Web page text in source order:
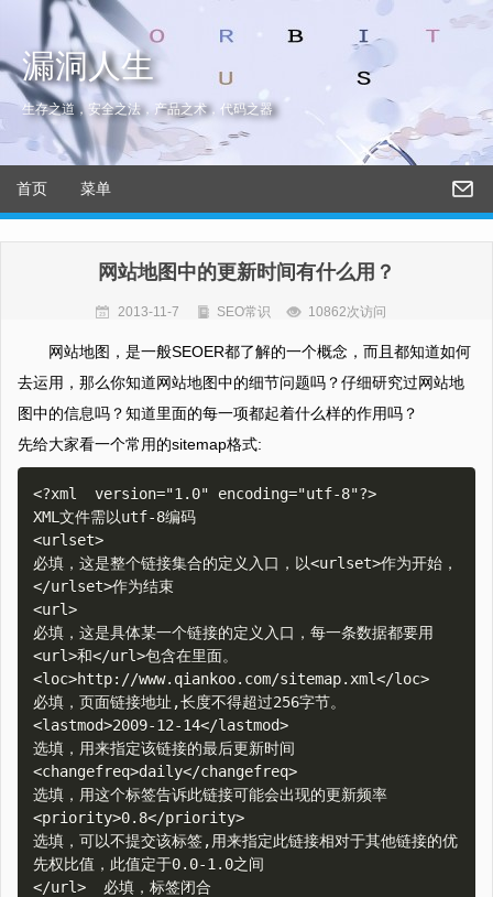
漏洞人生
生存之道，安全之法，产品之术，代码之器
首页 菜单
网站地图中的更新时间有什么用？
2013-11-7 SEO常识 10862次访问
网站地图，是一般SEOER都了解的一个概念，而且都知道如何
去运用，那么你知道网站地图中的细节问题吗？仔细研究过网站地
图中的信息吗？知道里面的每一项都起着什么样的作用吗？
先给大家看一个常用的sitemap格式:
<?xml  version="1.0" encoding="utf-8"?>
XML文件需以utf-8编码
<urlset>
必填，这是整个链接集合的定义入口，以<urlset>作为开始，
</urlset>作为结束
<url>
必填，这是具体某一个链接的定义入口，每一条数据都要用
<url>和</url>包含在里面。
<loc>http://www.qiankoo.com/sitemap.xml</loc>
必填，页面链接地址,长度不得超过256字节。
<lastmod>2009-12-14</lastmod>
选填，用来指定该链接的最后更新时间
<changefreq>daily</changefreq>
选填，用这个标签告诉此链接可能会出现的更新频率
<priority>0.8</priority>
选填，可以不提交该标签,用来指定此链接相对于其他链接的优
先权比值，此值定于0.0-1.0之间
</url>	必填，标签闭合